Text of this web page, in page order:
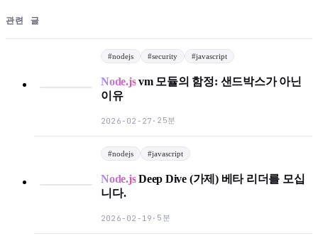
관련 글
#nodejs #security #javascript
Node.js vm 모듈의 함정: 샌드박스가 아닌
이유
2026-02-27 · 25분
#nodejs #javascript
Node.js Deep Dive (가제) 베타 리더를 모십
니다.
2026-02-19 · 5분